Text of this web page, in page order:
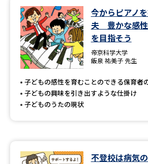
先輩が入学を決めた理由 テレメ
新生活お役立ちガイド
学問発見
今からピアノ
夫 豊かな感
を目指そう
帝京科学大学
飯泉 祐美子 先生
子どもの感性を育むことのできる保育者
子どもの興味を引き出すような仕掛け
子どものうたの現状
不登校は病気